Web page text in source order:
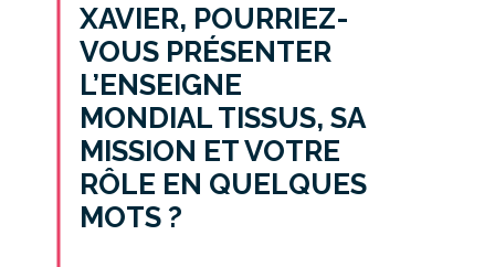
XAVIER, POURRIEZ-
VOUS PRÉSENTER
L’ENSEIGNE
MONDIAL TISSUS, SA
MISSION ET VOTRE
RÔLE EN QUELQUES
MOTS ?